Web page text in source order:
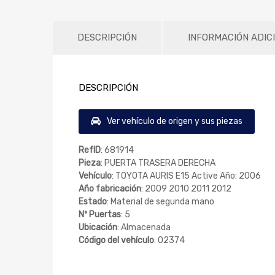
DESCRIPCIÓN INFORMACIÓN
DESCRIPCIÓN
Ver vehículo de origen y sus piezas
RefID: 681914
Pieza: PUERTA TRASERA DERECHA
Vehículo: TOYOTA AURIS E15 Active Año: 2006
Año fabricación: 2009 2010 2011 2012
Estado: Material de segunda mano
Nº Puertas: 5
Ubicación: Almacenada
Código del vehículo: 02374